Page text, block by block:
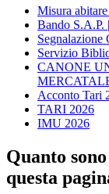
Misura
Bando S.A.P.
Segnalazione
Servizio
CANONE
Acconto Tari
TARI 2026
IMU 2026
Quanto
questa